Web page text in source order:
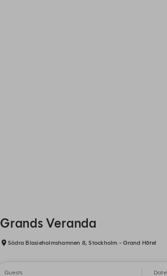
Grands Veranda
Södra Blasieholmshamnen 8, Stockholm - Grand Hôtel
Guests Date